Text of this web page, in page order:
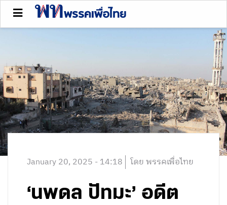
January 20, 2025 - 14:18 โดย พรรคเพื่อไทย
‘นพดล ปัทมะ’ อดีต